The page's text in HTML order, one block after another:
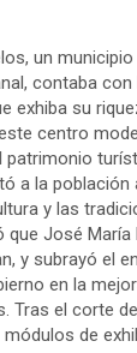
un
contaba con
exhiba su
centro
patrimonio
a la población
y las
que José
y subrayó el
en la
Tras el corte
de